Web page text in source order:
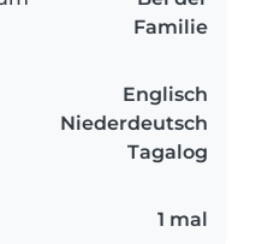
Familie
Englisch
Niederdeutsch
Tagalog
1 mal